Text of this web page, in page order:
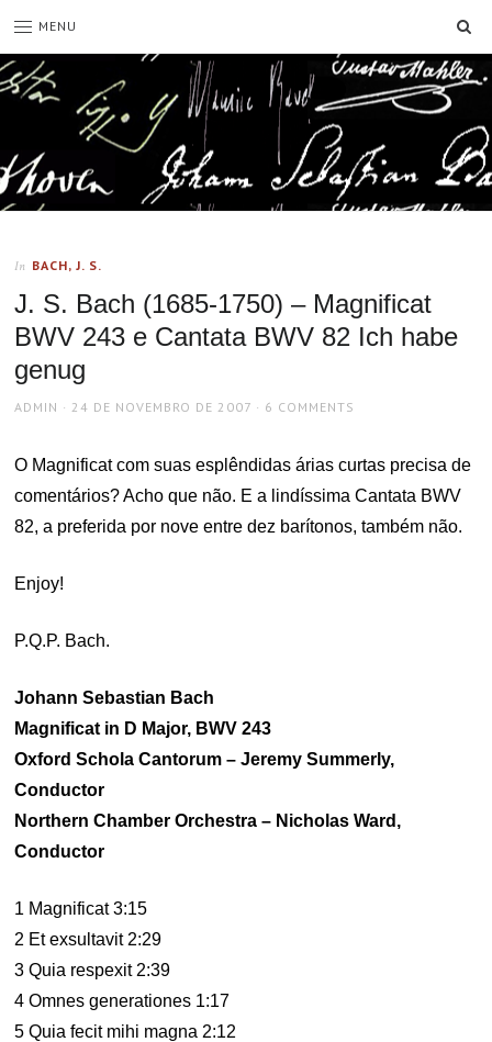
MENU
In BACH, J. S.
J. S. Bach (1685-1750) – Magnificat
BWV 243 e Cantata BWV 82 Ich habe
genug
AUTHOR
ADMIN
POSTED
24 DE NOVEMBRO DE 2007 6 COMMENTS
O Magnificat com suas esplêndidas árias curtas precisa de
comentários? Acho que não. E a lindíssima Cantata BWV
82, a preferida por nove entre dez barítonos, também não.
Enjoy!
P.Q.P. Bach.
Johann Sebastian Bach
Magnificat in D Major, BWV 243
Oxford Schola Cantorum – Jeremy Summerly,
Conductor
Northern Chamber Orchestra – Nicholas Ward,
Conductor
1 Magnificat 3:15
2 Et exsultavit 2:29
3 Quia respexit 2:39
4 Omnes generationes 1:17
5 Quia fecit mihi magna 2:12